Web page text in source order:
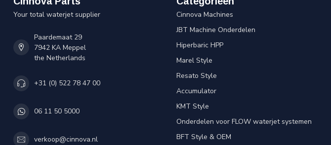
Your total waterjet supplier
Paardemaat 29
7942 KA Meppel
the Netherlands
+31 (0) 522 78 47 00
06 11 50 5000
verkoop@cinnova.nl
Cinnova Machines
JBT Machine Onderdelen
Hiperbaric HPP
Marel Style
Resato Style
Accumulator
KMT Style
Onderdelen voor FLOW waterjet systemen
BFT Style & OEM